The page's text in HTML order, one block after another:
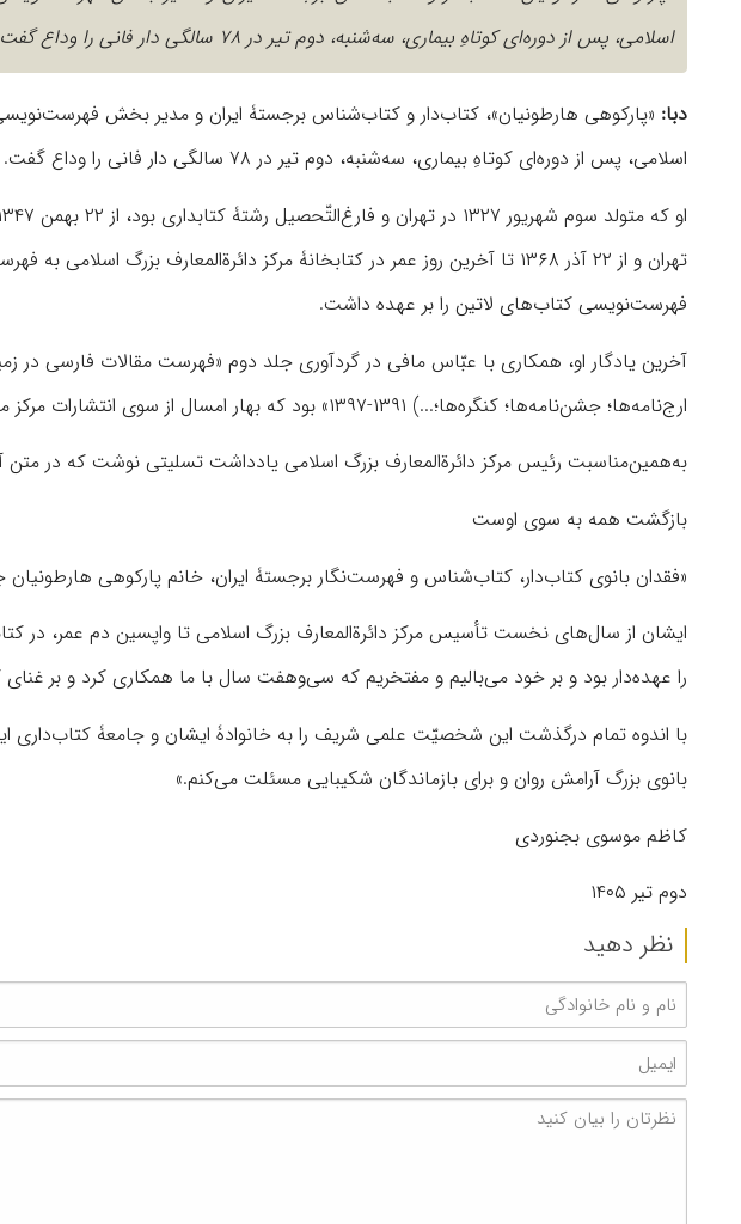
اسلامی، پس از دوره‌ای کوتاهِ بیماری، سه‌شنبه، دوم تیر در ۷۸ سالگی دار فانی را وداع گفت.
دبا: «پارکوهی هارطونیان»، کتاب‌دار و کتاب‌شناس برجستۀ ایران و مدیر بخش فهرست‌نویسی
اسلامی، پس از دوره‌ای کوتاهِ بیماری، سه‌شنبه، دوم تیر در ۷۸ سالگی دار فانی را وداع گفت.
تهران و از ۲۲ آذر ۱۳۶۸ تا آخرین روز عمر در کتابخانۀ مرکز دائرة‌المعارف
فهرست‌نویسی کتاب‌های لاتین را بر عهده داشت.
آخرین یادگار او، همکاری با عبّاس مافی در گردآوری جلد دوم «فهرست مقالات فارسی در
ارج‌نامه‌ها؛ جشن‌نامه‌ها؛ کنگره‌ها؛...) ۱۳۹۱-۱۳۹۷» بود که بهار امسال از سوی انتشارات مرکز منتشر ‌شد.
به‌همین‌مناسبت رئیس مرکز دائرة‌المعارف بزرگ اسلامی یادداشت تسلیتی نوشت که در
بازگشت همه به سوی اوست
«فقدان بانوی کتاب‌دار، کتاب‌شناس و فهرست‌نگار برجستۀ ایران، خانم پارکوهی
ایشان از سال‌های نخست تأسیس مرکز دائرة‌المعارف بزرگ اسلامی تا واپسین دم عمر، در
را عهده‌دار بود و بر خود می‌بالیم و مفتخریم که سی‌وهفت سال با ما همکاری کرد و بر غنای
با اندوه تمام درگذشت این شخصیّت علمی شریف را به خانوادۀ ایشان و جامعۀ کتاب‌داری
بانوی بزرگ آرامش روان و برای بازماندگان شکیبایی مسئلت می‌کنم.»
کاظم موسوی بجنوردی
دوم تیر ١۴٠۵
نظر دهید